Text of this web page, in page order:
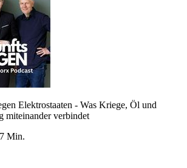
Elektrostaaten - Was Kriege, Öl und
miteinander verbindet
Min.